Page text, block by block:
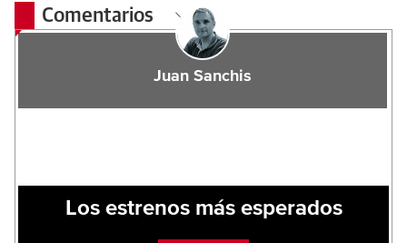
Comentarios
Juan Sanchis
Los estrenos más esperados